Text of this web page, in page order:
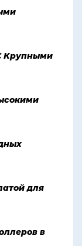
Крупными
для
в